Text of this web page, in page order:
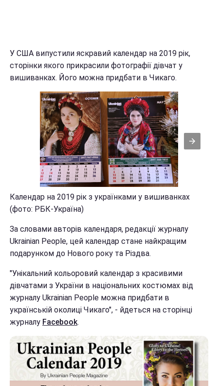
У США випустили яскравий календар на 2019 рік,
сторінки якого прикрасили фотографії дівчат у
вишиванках. Його можна придбати в Чикаго.
Календар на 2019 рік з українками у вишиванках
(фото: РБК-Україна)
За словами авторів календаря, редакції журналу
Ukrainian People, цей календар стане найкращим
подарунком до Нового року та Різдва.
"Унікальний кольоровий календар з красивими
дівчатами з України в національних костюмах від
журналу Ukrainian People можна придбати в
українській околиці Чикаго", - йдеться на сторінці
журналу Facebook.